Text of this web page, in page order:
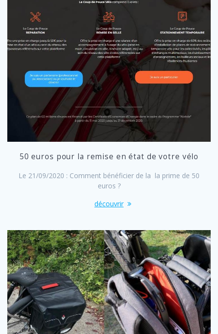
50 euros pour la remise en état de votre vélo
Le 21/09/2020 : Comment bénéficier de la la prime de 50
euros ?
découvrir